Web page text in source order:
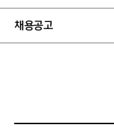
채용공고